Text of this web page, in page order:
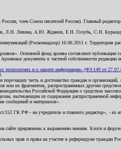
член Союза писателей России). Главный
Л.Н. Левина, А.Ю. Жданов, Е.Н. Голубь, С.Н.
(Роскомнадзор) 16.06.2011 г. Территория
Основной фонд архива составляют публикации
документы к частной собственности редакции
технологиях и о защите информации» (ФЗ-149 от
честь и достоинство граждан и
их фрагментов, распространенных другим
Российской Федерации о средствах
вытекающим из содержания распространенной
сообщений и материалов».
ГК РФ - на учредителя и главного редактор», - из
сайте приравнены к выражению мнения. Блоги и
прав и права на участие в референдуме граждан